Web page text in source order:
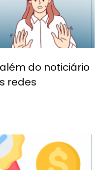
do noticiário
redes